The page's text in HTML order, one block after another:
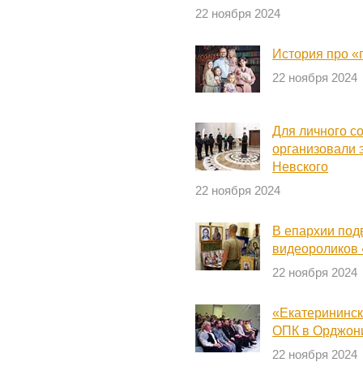
22 ноября 2024
История про
22 ноября 2024
Для личного
организовали
Невского
22 ноября 2024
В епархии
22 ноября 2024
ОПК в
22 ноября 2024